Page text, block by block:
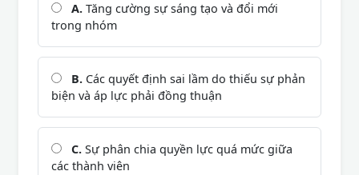
A. Tăng cường sự sáng tạo và đổi mới
trong nhóm
B. Các quyết định sai lầm do thiếu sự phản
biện và áp lực phải đồng thuận
C. Sự phân chia quyền lực quá mức giữa
các thành viên